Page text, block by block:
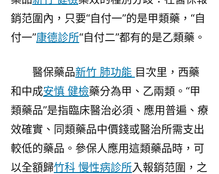
銷范圍內，只要“自付一”的是甲類藥，“自
付一”康德診所“自付二”都有的是乙類藥。
醫保藥品新竹 肺功能 目次里，西藥
和中成安慎 健檢藥分為甲、乙兩類。“甲
類藥品”是指臨床醫治必須、應用普遍、療
效確實、同類藥品中價錢或醫治所需支出
較低的藥品。參保人應用這類藥品時，可
以全額歸竹科 慢性病診所入報銷范圍，之